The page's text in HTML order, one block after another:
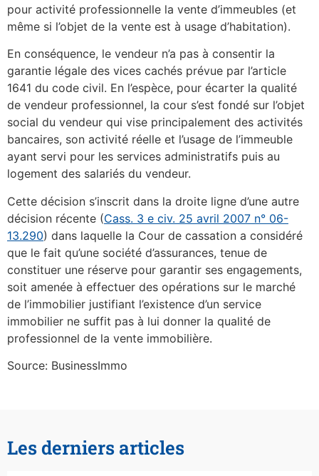
pour activité professionnelle la vente d’immeubles (et
même si l’objet de la vente est à usage d’habitation).
En conséquence, le vendeur n’a pas à consentir la
garantie légale des vices cachés prévue par l’article
1641 du code civil. En l’espèce, pour écarter la qualité
de vendeur professionnel, la cour s’est fondé sur l’objet
social du vendeur qui vise principalement des activités
bancaires, son activité réelle et l’usage de l’immeuble
ayant servi pour les services administratifs puis au
logement des salariés du vendeur.
Cette décision s’inscrit dans la droite ligne d’une autre
décision récente (Cass. 3 e civ. 25 avril 2007 n° 06-
13.290) dans laquelle la Cour de cassation a considéré
que le fait qu’une société d’assurances, tenue de
constituer une réserve pour garantir ses engagements,
soit amenée à effectuer des opérations sur le marché
de l’immobilier justifiant l’existence d’un service
immobilier ne suffit pas à lui donner la qualité de
professionnel de la vente immobilière.
Source: BusinessImmo
Les derniers articles